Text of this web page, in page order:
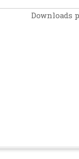
Downloads